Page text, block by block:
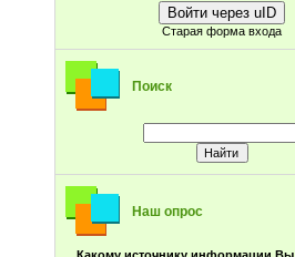
Войти через uID
Старая форма входа
Поиск
Наш опрос